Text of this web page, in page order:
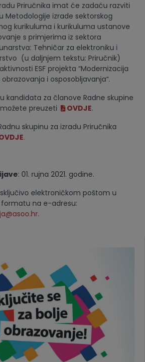
Priručnika imat će zadaću razviti
Metodologije izrade sektorskog
kurikuluma i kurikuluma ustanove
s primjerima iz sektora
Tehničar za elektroniku i
(u daljnjem tekstu: Priručnik)
ESF projekta “Modernizacija
i osposobljavanja“.
kandidata za članove Radne skupine
preuzeti
OVDJE.
skupinu za izradu Priručnika
.
: 01. rujna 2021. godine.
elektroničkom poštom u
formatu na e-adresu:
.